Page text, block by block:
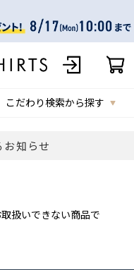
こだわり検索から探す
お知らせ
扱いできない商品で